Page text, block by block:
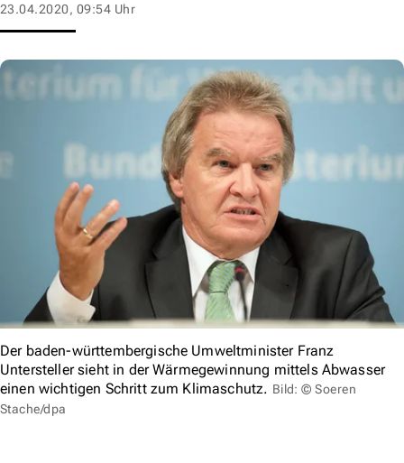
23.04.2020, 09:54 Uhr
Der baden-württembergische Umweltminister Franz
Untersteller sieht in der Wärmegewinnung mittels Abwasser
einen wichtigen Schritt zum Klimaschutz. Bild: © Soeren
Stache/dpa